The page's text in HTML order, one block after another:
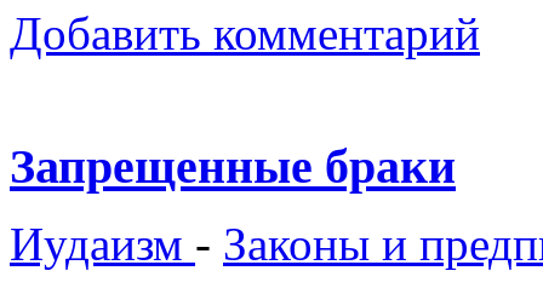
Добавить комментарий
Запрещенные браки
Иудаизм - Законы и